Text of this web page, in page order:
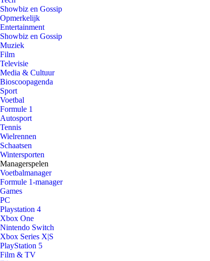
Showbiz en Gossip
Opmerkelijk
Entertainment
Showbiz en Gossip
Muziek
Film
Televisie
Media & Cultuur
Bioscoopagenda
Sport
Voetbal
Formule 1
Autosport
Tennis
Wielrennen
Schaatsen
Wintersporten
Managerspelen
Voetbalmanager
Formule 1-manager
Games
PC
Playstation 4
Xbox One
Nintendo Switch
Xbox Series X|S
PlayStation 5
Film & TV